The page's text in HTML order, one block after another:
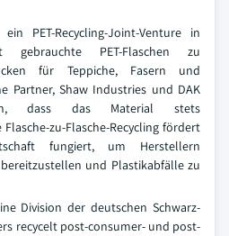
ein PET-Recycling-Joint-Venture in
gebrauchte PET-Flaschen zu
für Teppiche, Fasern und
Partner, Shaw Industries und DAK
dass das Material stets
zu-Flasche-Recycling fördert
fungiert, um Herstellern
und Plastikabfälle zu
Division der deutschen Schwarz-
recycelt post-consumer- und post-